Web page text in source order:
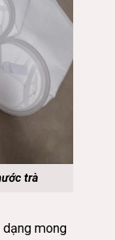
trà
dạng mong